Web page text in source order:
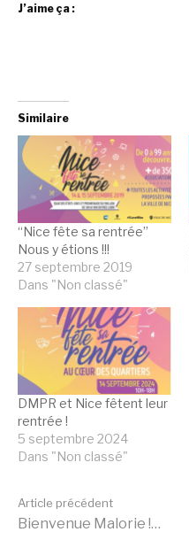
J’aime ça :
Similaire
“Nice fête sa rentrée”
Nous y étions !!!
27 septembre 2019
Dans "Non classé"
DMPR et Nice fêtent leur
rentrée !
5 septembre 2024
Dans "Non classé"
Lire
Article précédent
Bienvenue Malorie !…